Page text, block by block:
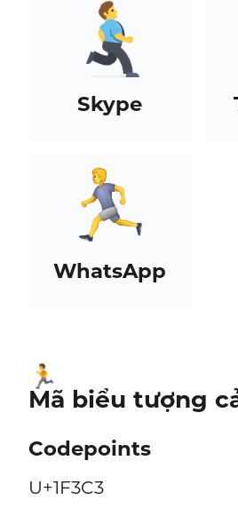
Skype
WhatsApp
🏃
Mã biểu tượng
Codepoints
U+1F3C3